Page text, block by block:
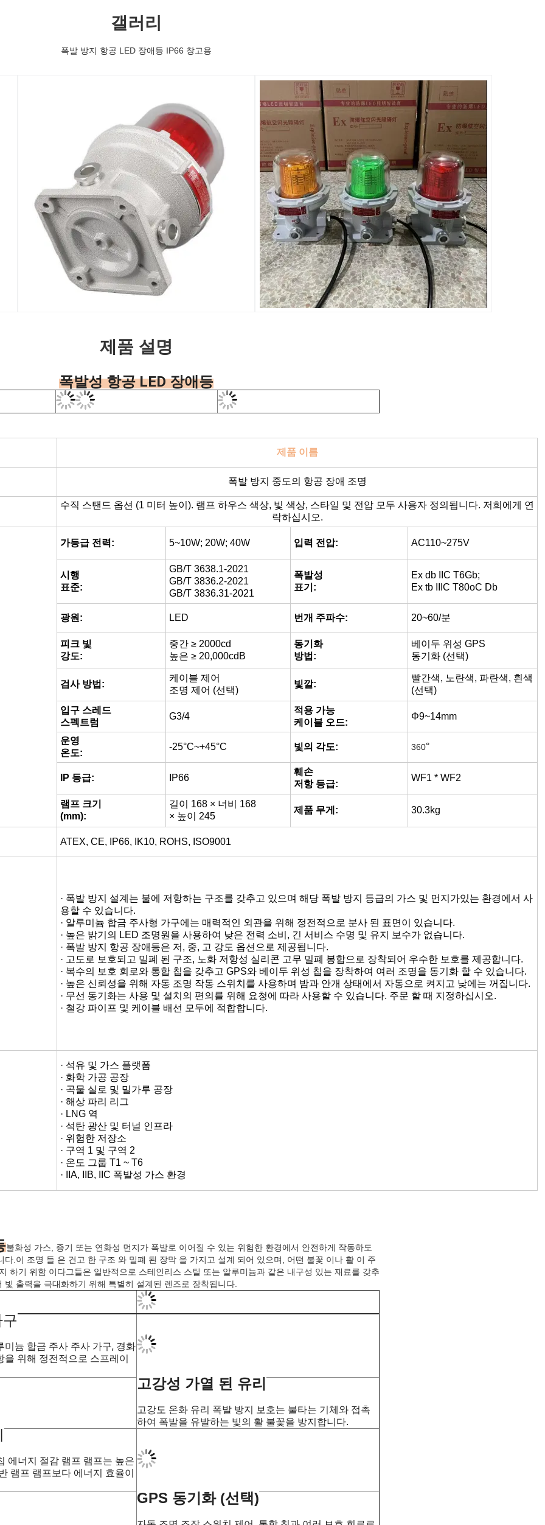
갤러리
폭발 방지 항공 LED 장애등 IP66 창고용
제품 설명
폭발성 항공 LED 장애등
제품 이름
폭발 방지 중도의 항공 장애 조명
수직 스탠드 옵션 (1 미터 높이). 램프 하우스 색상, 빛 색상, 스타일 및 전압 모두 사용자 정의됩니다. 저희에게 연
락하십시오.
가등급 전력: 5~10W; 20W; 40W 입력 전압: AC110~275V
시행
표준:
GB/T 3638.1-2021
GB/T 3836.31-2021
폭발성
표기:
Ex db IIC T6Gb;
Ex tb IIIC T80oC Db
광원: LED 번개 주파수: 20~60/분
피크 빛
강도:
높은 ≥ 20,000cdB
동기화
검사 방법:
케이블 제어
빛깔:
G3/4 Φ9~14mm
온도:
IP 등급: IP66
저항 등급:
WF1 * WF2
램프 크기
(mm):
길이 168 × 너비 168
× 높이 245
제품 무게:
ATEX, CE, IP66, IK10, ROHS, ISO9001
용할 수 있습니다.
· 알루미늄 합금 주사형 가구에는 매력적인 외관을 위해 정전적으로 분사 된 표면이 있습니다.
· 높은 밝기의 LED 조명원을 사용하여 낮은 전력 소비, 긴 서비스 수명 및 유지 보수가 없습니다.
· 폭발 방지 항공 장애등은 저, 중, 고 강도 옵션으로 제공됩니다.
· 고도로 보호되고 밀폐 된 구조, 노화 저항성 실리콘 고무 밀폐 봉합으로 장착되어 우수한 보호를 제공합니다.
· 복수의 보호 회로와 통합 칩을 갖추고 GPS와 베이두 위성 칩을 장착하여 여러 조명을 동기화 할 수 있습니다.
· 높은 신뢰성을 위해 자동 조명 작동 스위치를 사용하며 밤과 안개 상태에서 자동으로 켜지고 낮에는 꺼집니다.
· 무선 동기화는 사용 및 설치의 편의를 위해 요청에 따라 사용할 수 있습니다. 주문 할 때 지정하십시오.
· 철강 파이프 및 케이블 배선 모두에 적합합니다.
· 해상 파리 리그
· LNG 역
· 석탄 광산 및 터널 인프라
· 위험한 저장소
· 구역 1 및 구역 2
· 온도 그룹 T1 ~ T6
· IIA, IIB, IIC 폭발성 가스 환경
불화성 가스, 증기 또는 연화성 먼지가 폭발로 이어질 수 있는 위험한 환경에서 안전하게 작동하도
하기 위함 이다그들은 일반적으로 스테인리스 스틸 또는 알루미늄과 같은 내구성 있는 재료를 갖추
빛 출력을 극대화하기 위해 특별히 설계된 렌즈로 장착됩니다.